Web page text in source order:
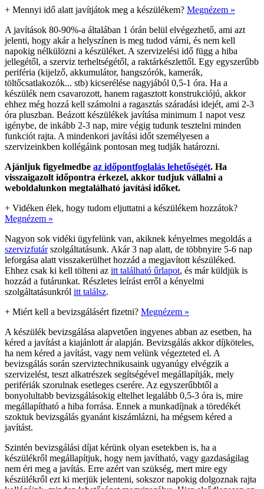
+ Mennyi idő alatt javítjátok meg a készülékem? Megnézem »
A javítások 80-90%-a általában 1 órán belül elvégezhető, ami azt
jelenti, hogy akár a helyszínen is meg tudod várni, és nem kell
napokig nélkülözni a készüléket. A szervizelési idő függ a hiba
jellegétől, a szerviz terheltségétől, a raktárkészlettől. Egy egyszerűbb
periféria (kijelző, akkumulátor, hangszórók, kamerák,
töltőcsatlakozók... stb) kicserélése nagyjából 0,5-1 óra. Ha a
készülék nem csavarozott, hanem ragasztott konstrukciójú, akkor
ehhez még hozzá kell számolni a ragasztás száradási idejét, ami 2-3
óra pluszban. Beázott készülékek javítása minimum 1 napot vesz
igénybe, de inkább 2-3 nap, mire végig tudunk tesztelni minden
funkciót rajta. A mindenkori javítási időt személyesen a
szervizeinkben kollégáink pontosan meg tudják határozni.
Ajánljuk figyelmedbe az időpontfoglalás lehetőségét. Ha
visszaigazolt időpontra érkezel, akkor tudjuk vállalni a
weboldalunkon megtalálható javítási időket.
+ Vidéken élek, hogy tudom eljuttatni a készülékem hozzátok?
Megnézem »
Nagyon sok vidéki ügyfelünk van, akiknek kényelmes megoldás a
szervizfutárszolgáltatásunk. Akár 3 nap alatt, de többnyire 5-6 nap
leforgása alatt visszakerülhet hozzád a megjavított készüléked.
Ehhez csak ki kell tölteni az itt található űrlapot, és már küldjük is
hozzád a futárunkat. Részletes leírást erről a kényelmi
szolgáltatásunkról itt találsz.
+ Miért kell a bevizsgálásért fizetni? Megnézem »
A készülék bevizsgálása alapvetően ingyenes abban az esetben, ha
kéred a javítást a kiajánlott ár alapján. Bevizsgálás akkor díjköteles,
ha nem kéred a javítást, vagy nem velünk végezteted el. A
bevizsgálás során szerviztechnikusaink ugyanúgy elvégzik a
szervizelést, teszt alkatrészek segítségével megállapítják, mely
perifériák szorulnak esetleges cserére. Az egyszerűbbtől a
bonyolultabb bevizsgálásokig eltelhet legalább 0,5-3 óra is, mire
megállapítható a hiba forrása. Ennek a munkadíjnak a töredékét
szoktuk bevizsgálás gyanánt kiszámlázni, ha mégsem kéred a
javítást.
Szintén bevizsgálási díjat kérünk olyan esetekben is, ha a
készülékről megállapítjuk, hogy nem javítható, vagy gazdaságilag
nem éri meg a javítás. Erre azért van szükség, mert mire egy
készülékről ezt ki merjük jelenteni, sokszor napokig dolgoznak rajta